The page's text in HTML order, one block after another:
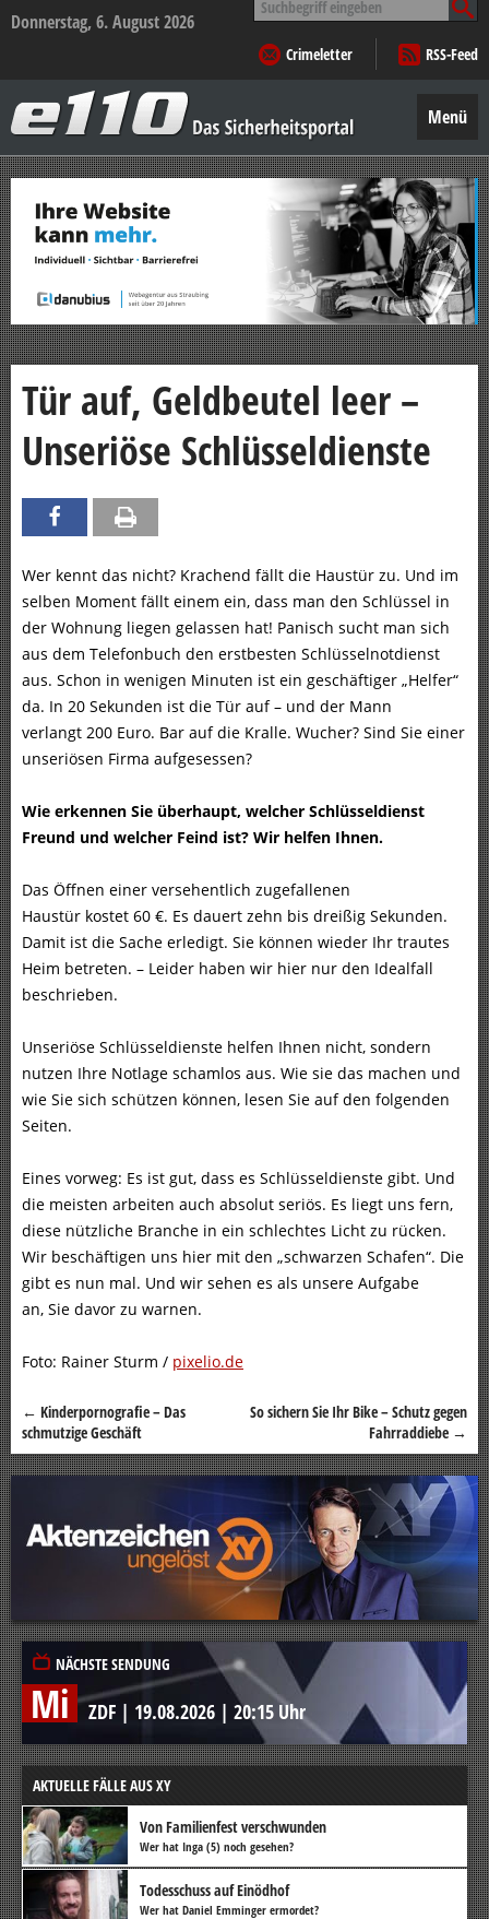
Donnerstag, 6. August 2026
nach:
Crimeletter
RSS-Feed
–
Das
Sicherheitsportal
Menü
Zum
Inhalt
springen
Tür auf, Geldbeutel leer –
Unseriöse Schlüsseldienste
Wer kennt das nicht? Krachend fällt die Haustür zu. Und im
selben Moment fällt einem ein, dass man den Schlüssel in
der Wohnung liegen gelassen hat! Panisch sucht man sich
aus dem Telefonbuch den erstbesten Schlüsselnotdienst
aus. Schon in wenigen Minuten ist ein geschäftiger „Helfer“
da. In 20 Sekunden ist die Tür auf – und der Mann
verlangt 200 Euro. Bar auf die Kralle. Wucher? Sind Sie einer
unseriösen Firma aufgesessen?
Wie erkennen Sie überhaupt, welcher Schlüsseldienst
Freund und welcher Feind ist? Wir helfen Ihnen.
Das Öffnen einer versehentlich zugefallenen
Haustür kostet 60 €. Es dauert zehn bis dreißig Sekunden.
Damit ist die Sache erledigt. Sie können wieder Ihr trautes
Heim betreten. – Leider haben wir hier nur den Idealfall
beschrieben.
Unseriöse Schlüsseldienste helfen Ihnen nicht, sondern
nutzen Ihre Notlage schamlos aus. Wie sie das machen und
wie Sie sich schützen können, lesen Sie auf den folgenden
Seiten.
Eines vorweg: Es ist gut, dass es Schlüsseldienste gibt. Und
die meisten arbeiten auch absolut seriös. Es liegt uns fern,
diese nützliche Branche in ein schlechtes Licht zu rücken.
Wir beschäftigen uns hier mit den „schwarzen Schafen“. Die
gibt es nun mal. Und wir sehen es als unsere Aufgabe
an, Sie davor zu warnen.
Foto: Rainer Sturm / pixelio.de
Beitragsnavigation
← Kinderpornografie – Das
schmutzige Geschäft
So sichern Sie Ihr Bike – Schutz gegen
Fahrraddiebe →
NÄCHSTE SENDUNG
Mi ZDF | 19.08.2026 | 20:15 Uhr
AKTUELLE FÄLLE AUS XY
Von Familienfest verschwunden
Wer hat Inga (5) noch gesehen?
Todesschuss auf Einödhof
Wer hat Daniel Emminger ermordet?